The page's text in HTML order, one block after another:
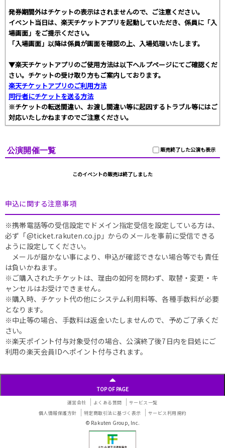
発券期間外はチケットの表示はされませんので、ご注意ください。
イベント当日は、楽天チケットアプリを起動していただき、係員に「入
場画面」をご提示ください。
「入場画面」以降は係員が画面を確認の上、入場処理いたします。
▼楽天チケットアプリのご使用方法は以下ヘルプページにてご確認くだ
さい。チケットの受け取り方もご案内しております。
楽天チケットアプリのご利用方法
同行者にチケットを送る方法
※チケットの転送間違い、お渡し間違い等に起因するトラブル等にはご
対応いたしかねますのでご注意ください。
販売終了した公演も表示
公演開催一覧
このイベントの販売は終了しました
申込に関する注意事項
※携帯電話等の受信設定でドメイン指定受信を設定している方は、
必ず「@ticket.rakuten.co.jp」からのメールを事前に受信できる
ように設定してください。
メールが届かない事により、申込が確認できない場合等でも責任
は負いかねます。
※ご購入されたチケットは、理由の如何を問わず、取替・変更・キ
ャンセルはお受けできません。
※購入時、チケット代の他にシステム利用料等、各種手数料が必要
となります。
※中止等の場合、手数料は返金いたしませんので、予めご了承くだ
さい。
※楽天ポイント付与対象受付の場合、公演終了後7日内を目処にご
利用の楽天会員IDへポイント付与されます。
TOP OF PAGE
運営会社 よくある質問
サービス一覧
個人情報保護方針
特定商取引法に基づく表示 サービス利用規約
© Rakuten Group, Inc.